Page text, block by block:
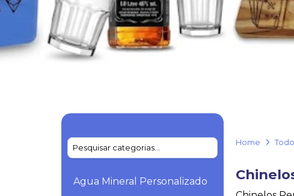
Agua Mineral Personalizado
Home